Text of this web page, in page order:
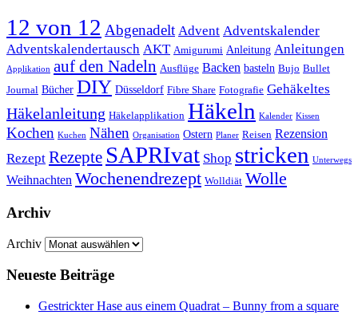
12 von 12 Abgenadelt Advent Adventskalender
Adventskalendertausch AKT Amigurumi Anleitung Anleitungen
Applikation auf den Nadeln Ausflüge Backen basteln Bujo Bullet
Journal Bücher DIY Düsseldorf Fibre Share Fotografie Gehäkeltes
Häkelanleitung Häkelapplikation Häkeln Kalender Kissen
Kochen Kuchen Nähen Organisation Ostern Planer Reisen Rezension
Rezept Rezepte SAPRIvat Shop stricken Unterwegs
Weihnachten Wochenendrezept Wolldiät Wolle
Archiv
Archiv
Neueste Beiträge
Gestrickter Hase aus einem Quadrat – Bunny from a square